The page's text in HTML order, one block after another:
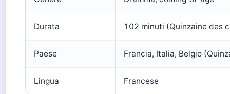
Durata 102 minuti (Quinzaine des
Paese Francia, Italia, Belgio
Lingua Francese